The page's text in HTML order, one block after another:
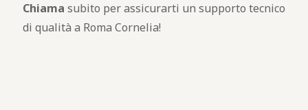
Chiama subito per assicurarti un supporto tecnico
di qualità a Roma Cornelia!